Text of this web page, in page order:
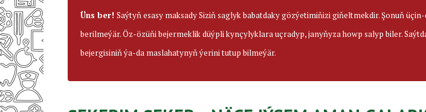
Üns ber! Saýtyň esasy maksady Siziň saglyk babatdaky gözýetimiňizi giňeltmekdir. Şonuň
berilmeýär. Öz-özüňi bejermeklik düýpli kynçylyklara uçradyp, janyňyza howp salyp biler.
bejergisiniň ýa-da maslahatynyň ýerini tutup bilmeýär.